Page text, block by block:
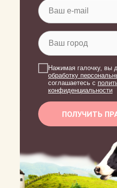
Нажимая галочку, вы
обработку
соглашаетесь c
конфиденциальности
ПОЛУЧИТЬ